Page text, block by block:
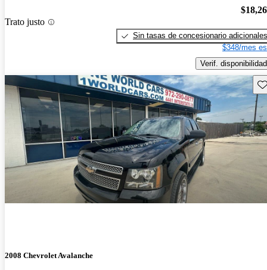
Trato justo
Sin tasas de concesionario adicionales
$348/mes
Verif. disponibilidad
2008 Chevrolet Avalanche